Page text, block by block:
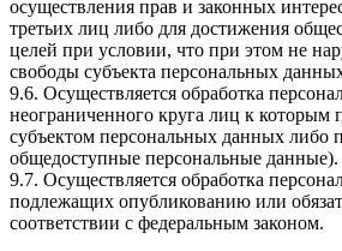
осуществления прав и законных
третьих лиц либо для достижения
целей при условии, что при этом не
свободы субъекта персональных
9.6. Осуществляется обработка
неограниченного круга лиц к которым
субъектом персональных данных либо
общедоступные персональные данные).
9.7. Осуществляется обработка
подлежащих опубликованию или
соответствии с федеральным законом.